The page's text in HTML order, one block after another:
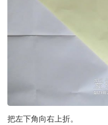
把左下角向右上折。